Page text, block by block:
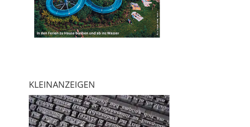
KLEINANZEIGEN